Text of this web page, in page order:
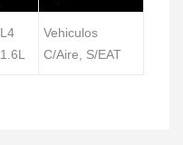
L4
1.6L
Vehiculos
C/Aire, S/EAT